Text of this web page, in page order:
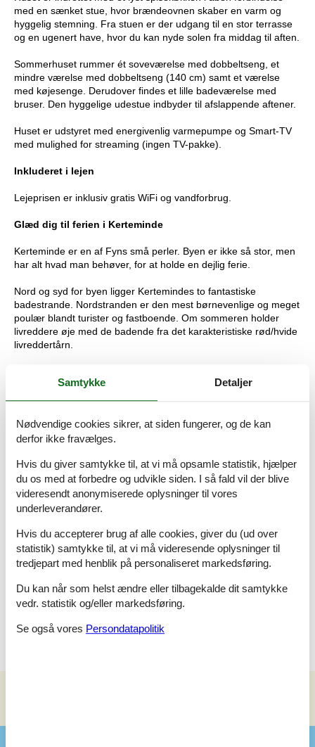
med en sænket stue, hvor brændeovnen skaber en varm og
hyggelig stemning. Fra stuen er der udgang til en stor terrasse
og en ugenert have, hvor du kan nyde solen fra middag til aften.
Sommerhuset rummer ét soveværelse med dobbeltseng, et
mindre værelse med dobbeltseng (140 cm) samt et værelse
med køjesenge. Derudover findes et lille badeværelse med
bruser. Den hyggelige udestue indbyder til afslappende aftener.
Huset er udstyret med energivenlig varmepumpe og Smart-TV
med mulighed for streaming (ingen TV-pakke).
Inkluderet i lejen
Lejeprisen er inklusiv gratis WiFi og vandforbrug.
Glæd dig til ferien i Kerteminde
Kerteminde er en af Fyns små perler. Byen er ikke så stor, men
har alt hvad man behøver, for at holde en dejlig ferie.
Nord og syd for byen ligger Kertemindes to fantastiske
badestrande. Nordstranden er den mest børnevenlige og meget
poulær blandt turister og fastboende. Om sommeren holder
livreddere øje med de badende fra det karakteristiske rød/hvide
livreddertårn.
hyggelige bymidte. Her er gode muligheder for at ose i
spændende specialbutikker og spise en frokost på en af de
du nyde en is eller en kop kaffe og betragte de små både, som
roligt sejler forbi.
I Fjord&Bælt kan du tage hele familien med og bl.a. se
Danmarks eneste hval Marsvinet helt tæt på. På Johannes
Larsen Museet vises den berømte malers hjem frem samt en
stor, moderne udstillingsbygning med vekslende
smukkeste udsigt. Lidt uden for Kerteminde ligger
Vikingemuseet Ladby. Om sommeren er her masser af
spændende vikingearrangementer, som børnene vil elske.
På Great Northern kan du spille golf på en af Nordens
smukkeste golfbaner og forkæle dig selv i den eksklusive Great
Samtykke Detaljer
Nødvendige cookies sikrer, at siden fungerer, og de kan
derfor ikke fravælges.
Hvis du giver samtykke til, at vi må opsamle statistik, hjælper
du os med at forbedre og udvikle siden. I så fald vil der blive
videresendt anonymiserede oplysninger til vores
underleverandører.
Hvis du accepterer brug af alle cookies, giver du (ud over
statistik) samtykke til, at vi må videresende oplysninger til
tredjepart med henblik på personaliseret markedsføring.
Du kan når som helst ændre eller tilbagekalde dit samtykke
vedr. statistik og/eller markedsføring.
Se også vores Persondatapolitik